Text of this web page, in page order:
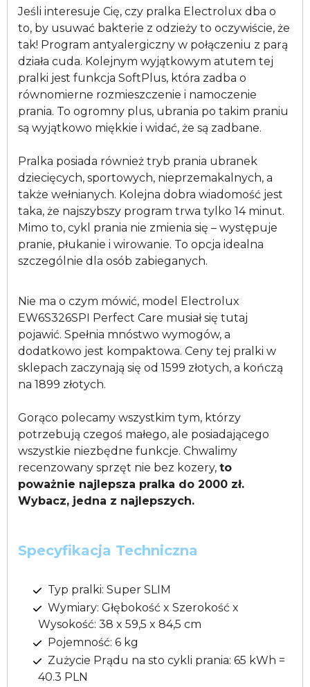
Jeśli interesuje Cię, czy pralka Electrolux dba o
to, by usuwać bakterie z odzieży to oczywiście, że
tak! Program antyalergiczny w połączeniu z parą
działa cuda. Kolejnym wyjątkowym atutem tej
pralki jest funkcja SoftPlus, która zadba o
równomierne rozmieszczenie i namoczenie
prania. To ogromny plus, ubrania po takim praniu
są wyjątkowo miękkie i widać, że są zadbane.
Pralka posiada również tryb prania ubranek
dziecięcych, sportowych, nieprzemakalnych, a
także wełnianych. Kolejna dobra wiadomość jest
taka, że najszybszy program trwa tylko 14 minut.
Mimo to, cykl prania nie zmienia się – występuje
pranie, płukanie i wirowanie. To opcja idealna
szczególnie dla osób zabieganych.
Nie ma o czym mówić, model Electrolux
EW6S326SPI Perfect Care musiał się tutaj
pojawić. Spełnia mnóstwo wymogów, a
dodatkowo jest kompaktowa. Ceny tej pralki w
sklepach zaczynają się od 1599 złotych, a kończą
na 1899 złotych.
Gorąco polecamy wszystkim tym, którzy
potrzebują czegoś małego, ale posiadającego
wszystkie niezbędne funkcje. Chwalimy
recenzowany sprzęt nie bez kozery, to
poważnie najlepsza pralka do 2000 zł.
Wybacz, jedna z najlepszych.
Specyfikacja Techniczna
Typ pralki: Super SLIM
Wymiary: Głębokość x Szerokość x
Wysokość: 38 x 59,5 x 84,5 cm
Pojemność: 6 kg
Zużycie Prądu na sto cykli prania: 65 kWh =
40.3 PLN